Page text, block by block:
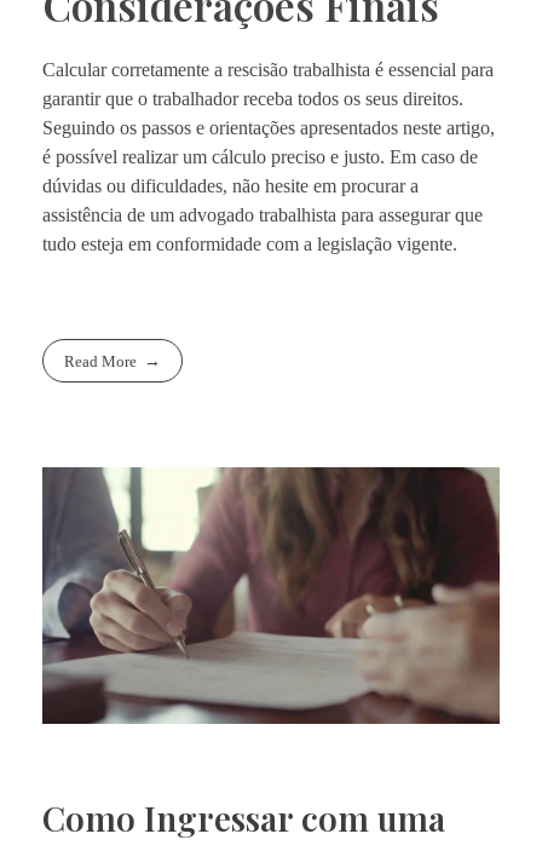
Calcular corretamente a rescisão trabalhista é essencial para
garantir que o trabalhador receba todos os seus direitos.
Seguindo os passos e orientações apresentados neste artigo,
é possível realizar um cálculo preciso e justo. Em caso de
dúvidas ou dificuldades, não hesite em procurar a
assistência de um advogado trabalhista para assegurar que
tudo esteja em conformidade com a legislação vigente.
Read More
Como Ingressar com uma